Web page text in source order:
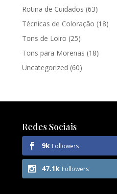
Rotina de Cuidados (63)
Técnicas de Coloração (18)
Tons de Loiro (25)
Tons para Morenas (18)
Uncategorized (60)
Redes Sociais
9k Followers
47.1k Followers